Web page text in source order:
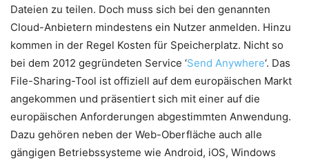
Dateien zu teilen. Doch muss sich bei den genannten
Cloud-Anbietern mindestens ein Nutzer anmelden. Hinzu
kommen in der Regel Kosten für Speicherplatz. Nicht so
bei dem 2012 gegründeten Service ‘Send Anywhere‘. Das
File-Sharing-Tool ist offiziell auf dem europäischen Markt
angekommen und präsentiert sich mit einer auf die
europäischen Anforderungen abgestimmten Anwendung.
Dazu gehören neben der Web-Oberfläche auch alle
gängigen Betriebssysteme wie Android, iOS, Windows